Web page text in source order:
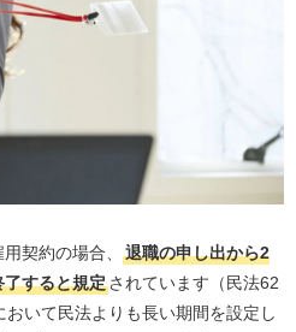
る
受けられるようにしておく
、貸与物を返却する
を受け取る
職代行がおすすめ
現できる退職代行業者3選
）
契約の場合、
退職の申し出から2
すると規定されています（民法62
いて民法よりも長い期間を設定し